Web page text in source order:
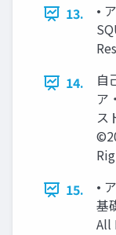
13.
•
14.
自
ア
ス
15.
•
基
All